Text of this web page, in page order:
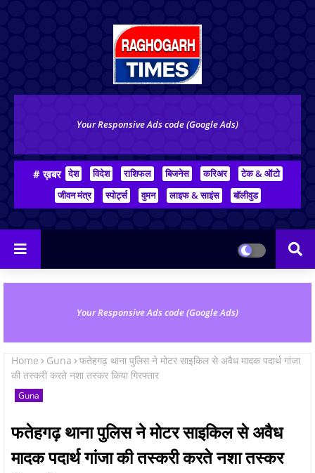
Your Responsive Ads code (Google Ads)
# ख़बर देश विदेश राशिफल बिजनेस करिअर
टेक & ऑटो
जीवन मंत्र
स्पोर्ट्स वुमन लाइफ & साइंस बॉलीवुड
Your Responsive Ads code (Google Ads)
Home Guna
फतेहगढ़ थाना पुलिस ने मोटर साइकिल से अवैध मादक पदार्थ गांजा
की तस्करी करते नशा तस्कर किया गिरफ्तार
Guna
फतेहगढ़ थाना पुलिस ने मोटर साइकिल से अवैध
मादक पदार्थ गांजा की तस्करी करते नशा तस्कर